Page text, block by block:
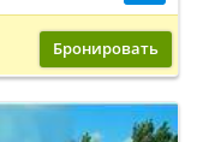
Бронировать